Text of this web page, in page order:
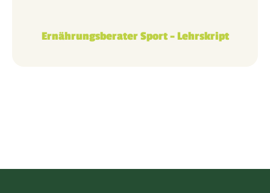
Ernährungsberater Sport – Lehrskript